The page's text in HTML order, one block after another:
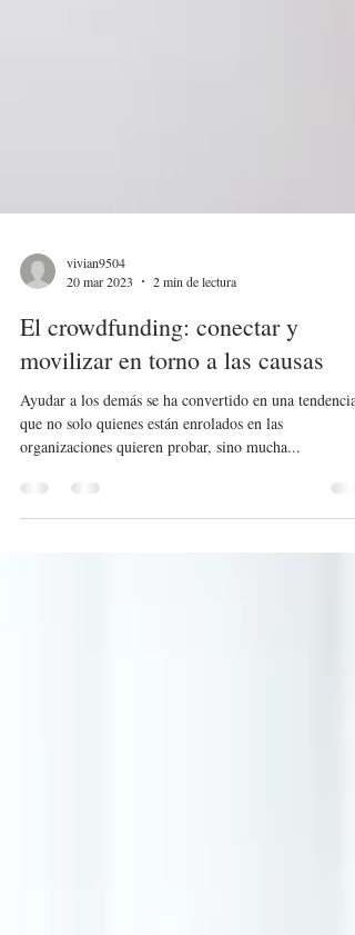
20 mar 2023
2 min de lectura
El crowdfunding: conectar y
movilizar en torno a las causas
Ayudar a los demás se ha convertido en una tendencia
que no solo quienes están enrolados en las
organizaciones quieren probar, sino mucha...